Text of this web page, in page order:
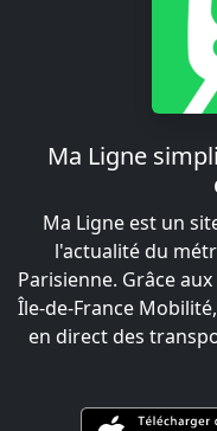
Ma Ligne
Ma Ligne est un
l'actualité du
Parisienne. Grâce
Île-de-France
en direct des